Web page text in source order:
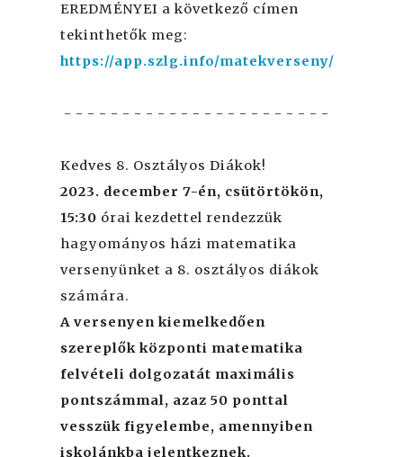
EREDMÉNYEI a következő címen
tekinthetők meg:
https://app.szlg.info/matekverseny/
- - - - - - - - - - - - - - - - - - - - - - -
Kedves 8. Osztályos Diákok!
2023. december 7-én, csütörtökön,
15:30 órai kezdettel rendezzük
hagyományos házi matematika
versenyünket a 8. osztályos diákok
számára.
A versenyen kiemelkedően
szereplők központi matematika
felvételi dolgozatát maximális
pontszámmal, azaz 50 ponttal
vesszük figyelembe, amennyiben
iskolánkba jelentkeznek.